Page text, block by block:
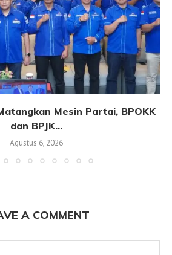
Mesin Partai, BPOKK
dan BPJK...
Agustus 6, 2026
A COMMENT